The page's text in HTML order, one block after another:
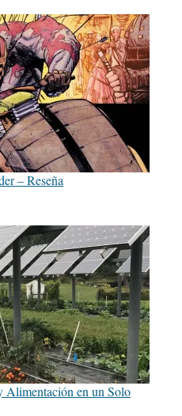
– Reseña
Alimentación en un Solo